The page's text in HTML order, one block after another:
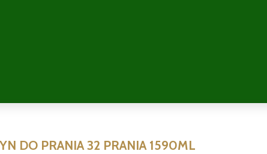
DO PRANIA 32 PRANIA 1590ML